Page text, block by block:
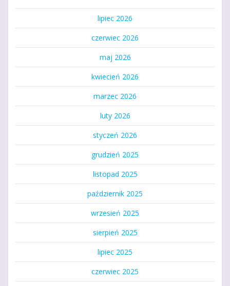
lipiec 2026
czerwiec 2026
maj 2026
kwiecień 2026
marzec 2026
luty 2026
styczeń 2026
grudzień 2025
listopad 2025
październik 2025
wrzesień 2025
sierpień 2025
lipiec 2025
czerwiec 2025